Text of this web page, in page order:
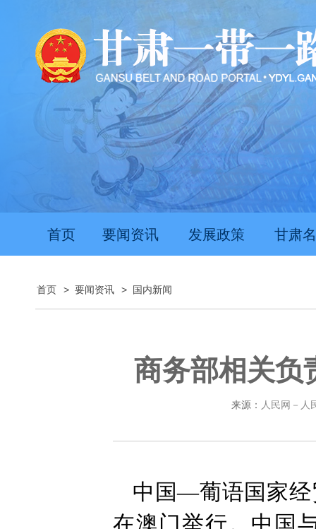
首页 要闻资讯 发展政策 甘肃
首页 > 要闻资讯 > 国内新闻
商务部相关负
来源： 人民网－人
中国—葡语国家经
在澳门举行。中国